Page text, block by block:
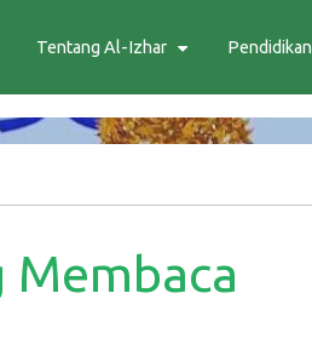
Tentang Al-Izhar Pendidikan
Membaca